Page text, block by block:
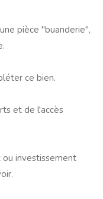
pièce "buanderie",
ce bien.
et de l'accès
ou investissement